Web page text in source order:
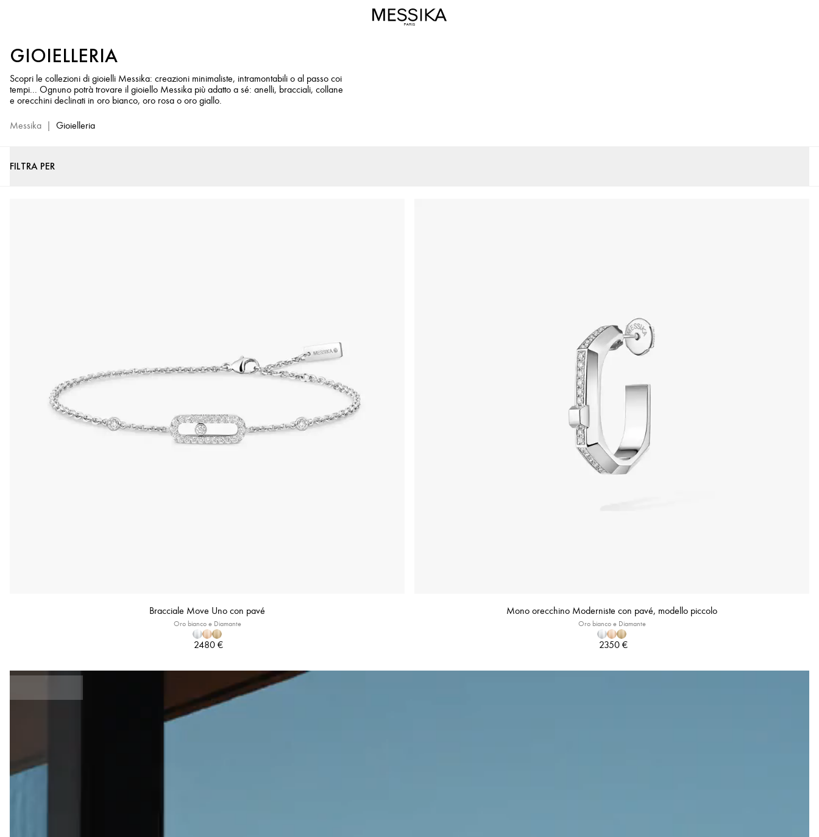
con
diamanti
Messika
Ufficiale
GIOIELLERIA
Scopri le collezioni di gioielli Messika: creazioni minimaliste, intramontabili o al passo coi
tempi... Ognuno potrà trovare il gioiello Messika più adatto a sé: anelli, bracciali, collane
e orecchini declinati in oro bianco, oro rosa o oro giallo.
Messika | Gioielleria
FILTRA PER
Bracciale Move Uno con pavé
Oro bianco e Diamante
2480 €
Mono orecchino Moderniste con pavé, modello piccolo
Oro bianco e Diamante
2350 €